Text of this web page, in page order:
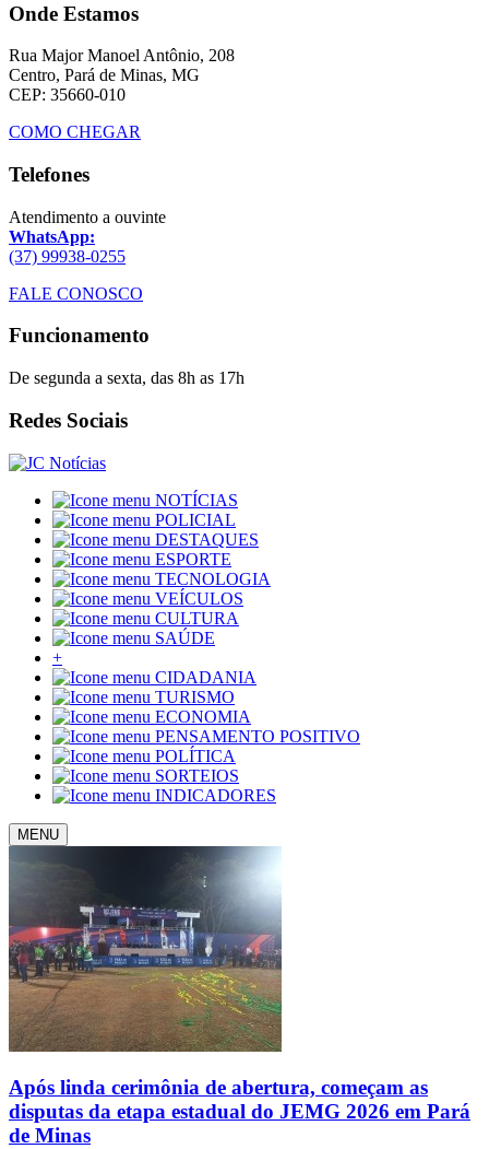
Onde Estamos
Rua Major Manoel Antônio, 208
Centro, Pará de Minas, MG
CEP: 35660-010
COMO CHEGAR
Telefones
Atendimento a ouvinte
WhatsApp:
(37) 99938-0255
FALE CONOSCO
Funcionamento
De segunda a sexta, das 8h as 17h
Redes Sociais
NOTÍCIAS
POLICIAL
DESTAQUES
ESPORTE
TECNOLOGIA
VEÍCULOS
CULTURA
SAÚDE
+
CIDADANIA
TURISMO
ECONOMIA
PENSAMENTO POSITIVO
POLÍTICA
SORTEIOS
INDICADORES
MENU
Após linda cerimônia de abertura, começam as
disputas da etapa estadual do JEMG 2026 em Pará
de Minas